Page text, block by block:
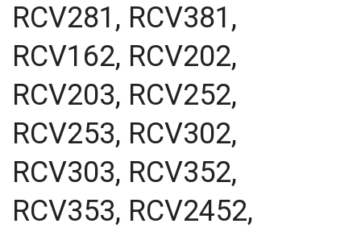
45
47,58
48,08
49,2
52
60
63
71
80
81,64
RCV281, RCV381,
RCV162, RCV202,
RCV203, RCV252,
RCV253, RCV302,
RCV303, RCV352,
RCV353, RCV2452,